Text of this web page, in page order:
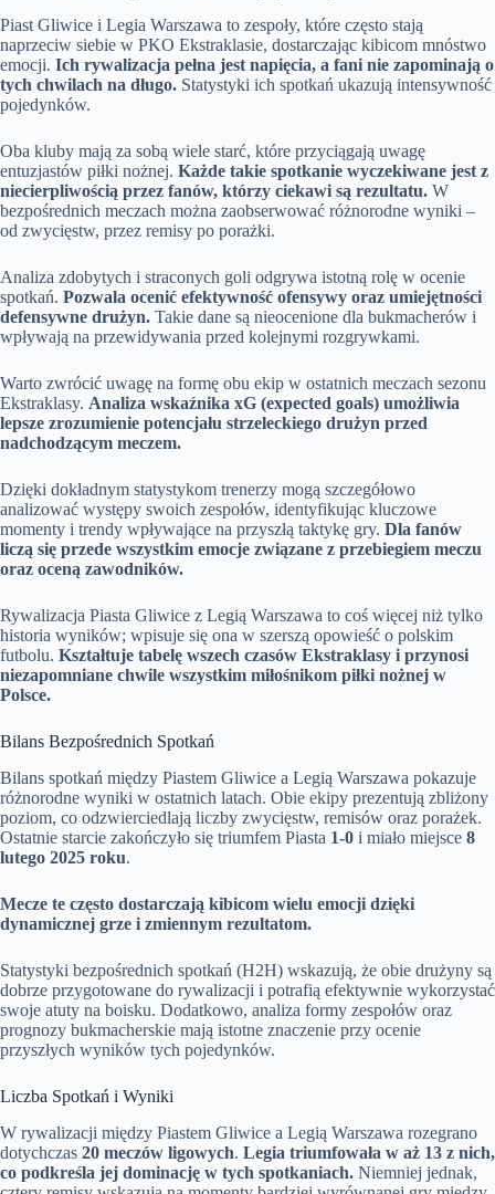
Piast Gliwice i Legia Warszawa to zespoły, które często stają
naprzeciw siebie w PKO Ekstraklasie, dostarczając kibicom mnóstwo
emocji. Ich rywalizacja pełna jest napięcia, a fani nie zapominają o
tych chwilach na długo. Statystyki ich spotkań ukazują intensywność
pojedynków.
Oba kluby mają za sobą wiele starć, które przyciągają uwagę
entuzjastów piłki nożnej. Każde takie spotkanie wyczekiwane jest z
niecierpliwością przez fanów, którzy ciekawi są rezultatu. W
bezpośrednich meczach można zaobserwować różnorodne wyniki –
od zwycięstw, przez remisy po porażki.
Analiza zdobytych i straconych goli odgrywa istotną rolę w ocenie
spotkań. Pozwala ocenić efektywność ofensywy oraz umiejętności
defensywne drużyn. Takie dane są nieocenione dla bukmacherów i
wpływają na przewidywania przed kolejnymi rozgrywkami.
Warto zwrócić uwagę na formę obu ekip w ostatnich meczach sezonu
Ekstraklasy. Analiza wskaźnika xG (expected goals) umożliwia
lepsze zrozumienie potencjału strzeleckiego drużyn przed
nadchodzącym meczem.
Dzięki dokładnym statystykom trenerzy mogą szczegółowo
analizować występy swoich zespołów, identyfikując kluczowe
momenty i trendy wpływające na przyszłą taktykę gry. Dla fanów
liczą się przede wszystkim emocje związane z przebiegiem meczu
oraz oceną zawodników.
Rywalizacja Piasta Gliwice z Legią Warszawa to coś więcej niż tylko
historia wyników; wpisuje się ona w szerszą opowieść o polskim
futbolu. Kształtuje tabelę wszech czasów Ekstraklasy i przynosi
niezapomniane chwile wszystkim miłośnikom piłki nożnej w
Polsce.
Bilans Bezpośrednich Spotkań
Bilans spotkań między Piastem Gliwice a Legią Warszawa pokazuje
różnorodne wyniki w ostatnich latach. Obie ekipy prezentują zbliżony
poziom, co odzwierciedlają liczby zwycięstw, remisów oraz porażek.
Ostatnie starcie zakończyło się triumfem Piasta 1-0 i miało miejsce 8
lutego 2025 roku.
Mecze te często dostarczają kibicom wielu emocji dzięki
dynamicznej grze i zmiennym rezultatom.
Statystyki bezpośrednich spotkań (H2H) wskazują, że obie drużyny są
dobrze przygotowane do rywalizacji i potrafią efektywnie wykorzystać
swoje atuty na boisku. Dodatkowo, analiza formy zespołów oraz
prognozy bukmacherskie mają istotne znaczenie przy ocenie
przyszłych wyników tych pojedynków.
Liczba Spotkań i Wyniki
W rywalizacji między Piastem Gliwice a Legią Warszawa rozegrano
dotychczas 20 meczów ligowych. Legia triumfowała w aż 13 z nich,
co podkreśla jej dominację w tych spotkaniach. Niemniej jednak,